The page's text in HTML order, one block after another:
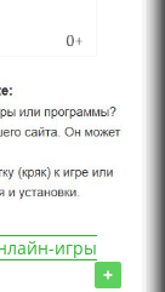
игры
+